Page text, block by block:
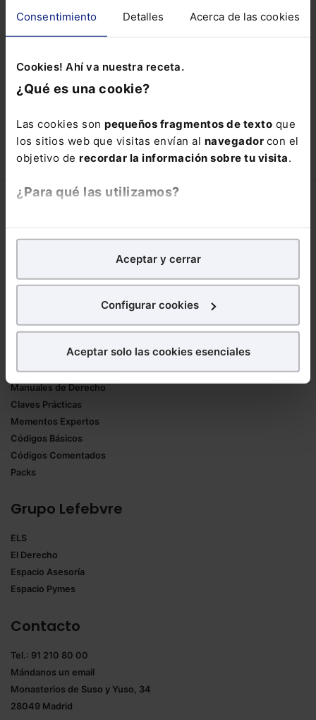
Consentimiento Detalles Acerca de las cookies
Cookies! Ahí va nuestra receta.
¿Qué es una cookie?
Las cookies son pequeños fragmentos de texto que
los sitios web que visitas envían al navegador con el
objetivo de recordar la información sobre tu visita.
¿Para qué las utilizamos?
analíticospara tratar demejorar tu experienciaen
nuestra página web. También con fines publicitarios,
para poder mostrarte publicidad y contenidos de tu
¿Qué puedes hacer?
experiencia en la web sea óptima
Puedes
También puedes
seleccionar solo aquellas que quieras permitir en tu
Saber más acerca de las cookies
Aceptar y cerrar
Configurar cookies
Aceptar solo las cookies esenciales
Si todavía no te has suscrito, no pierdas
está oportunidad y adquiere tu acceso
con un25% de descuento .
110,00€ 66,00€
COMPRAR
Lefebvre
Librerías asociadas
Productos
Formularios Jurídicos
Manuales de Derecho
Claves Prácticas
Mementos Expertos
Códigos Básicos
Códigos Comentados
Packs
Grupo Lefebvre
ELS
El Derecho
Espacio Asesoría
Espacio Pymes
Contacto
Tel.: 91 210 80 00
Mándanos un email
Monasterios de Suso y Yuso, 34
28049 Madrid